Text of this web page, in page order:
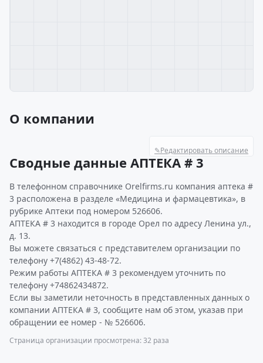
О компании
✎Редактировать описание
Сводные данные АПТЕКА # 3
В телефонном справочнике Orelfirms.ru компания аптека #
3 расположена в разделе «Медицина и фармацевтика», в
рубрике Аптеки под номером 526606.
АПТЕКА # 3 находится в городе Орел по адресу Ленина ул.,
д. 13.
Вы можете связаться с представителем организации по
телефону +7(4862) 43-48-72.
Режим работы АПТЕКА # 3 рекомендуем уточнить по
телефону +74862434872.
Если вы заметили неточность в представленных данных о
компании АПТЕКА # 3, сообщите нам об этом, указав при
обращении ее номер - № 526606.
Страница организации просмотрена: 32 раза